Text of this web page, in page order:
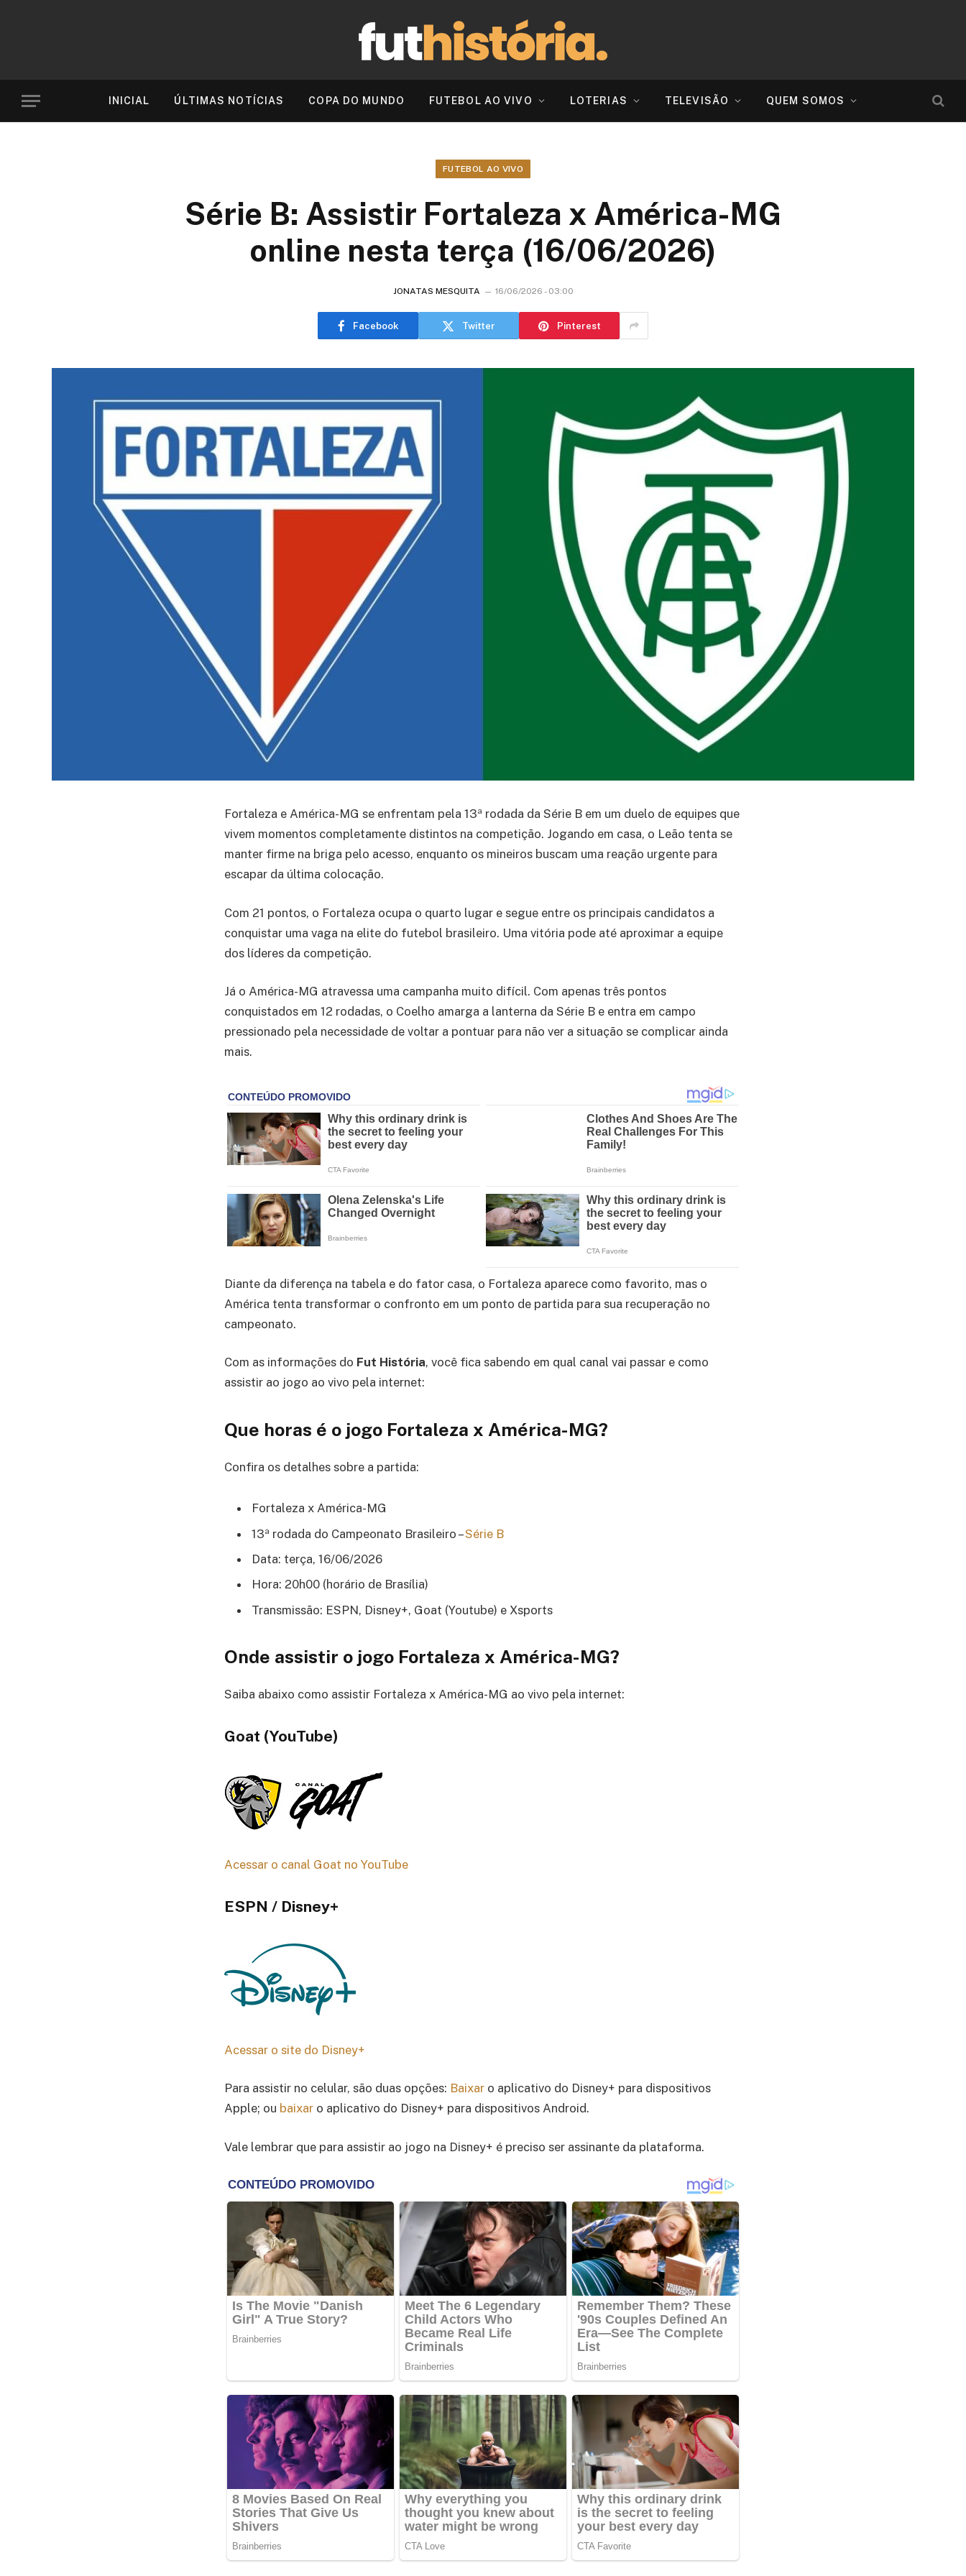
INICIAL ÚLTIMAS NOTÍCIAS COPA DO MUNDO FUTEBOL AO VIVO LOTERIAS TELEVISÃO QUEM SOMOS
FUTEBOL AO VIVO
Série B: Assistir Fortaleza x América-MG
online nesta terça (16/06/2026)
JONATAS MESQUITA 16/06/2026 - 03:00
Facebook Twitter Pinterest
Fortaleza e América-MG se enfrentam pela 13ª rodada da Série B em um duelo de equipes que
vivem momentos completamente distintos na competição. Jogando em casa, o Leão tenta se
manter firme na briga pelo acesso, enquanto os mineiros buscam uma reação urgente para
escapar da última colocação.
Com 21 pontos, o Fortaleza ocupa o quarto lugar e segue entre os principais candidatos a
conquistar uma vaga na elite do futebol brasileiro. Uma vitória pode até aproximar a equipe
dos líderes da competição.
Já o América-MG atravessa uma campanha muito difícil. Com apenas três pontos
conquistados em 12 rodadas, o Coelho amarga a lanterna da Série B e entra em campo
pressionado pela necessidade de voltar a pontuar para não ver a situação se complicar ainda
mais.
Diante da diferença na tabela e do fator casa, o Fortaleza aparece como favorito, mas o
América tenta transformar o confronto em um ponto de partida para sua recuperação no
campeonato.
Com as informações do Fut História, você fica sabendo em qual canal vai passar e como
assistir ao jogo ao vivo pela internet:
Que horas é o jogo Fortaleza x América-MG?
Confira os detalhes sobre a partida:
Fortaleza x América-MG
13ª rodada do Campeonato Brasileiro –Série B
Data: terça, 16/06/2026
Hora: 20h00 (horário de Brasília)
Transmissão: ESPN, Disney+, Goat (Youtube) e Xsports
Onde assistir o jogo Fortaleza x América-MG?
Saiba abaixo como assistir Fortaleza x América-MG ao vivo pela internet:
Goat (YouTube)
Acessar o canal Goat no YouTube
ESPN / Disney+
Acessar o site do Disney+
Para assistir no celular, são duas opções: Baixar o aplicativo do Disney+ para dispositivos
Apple; ou baixar o aplicativo do Disney+ para dispositivos Android.
Vale lembrar que para assistir ao jogo na Disney+ é preciso ser assinante da plataforma.